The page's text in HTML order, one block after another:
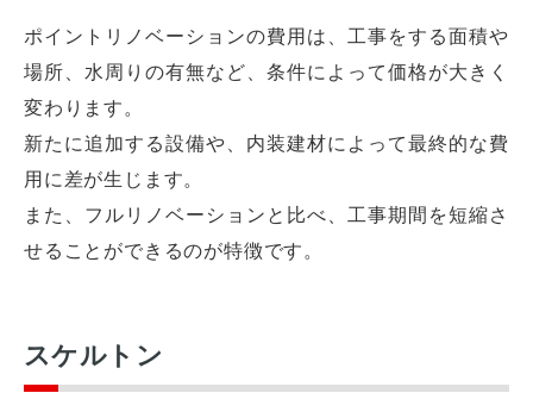
ポイントリノベーションの費用は、工事をする面積や
場所、水周りの有無など、条件によって価格が大きく
変わります。
新たに追加する設備や、内装建材によって最終的な費
用に差が生じます。
また、フルリノベーションと比べ、工事期間を短縮さ
せることができるのが特徴です。
スケルトン